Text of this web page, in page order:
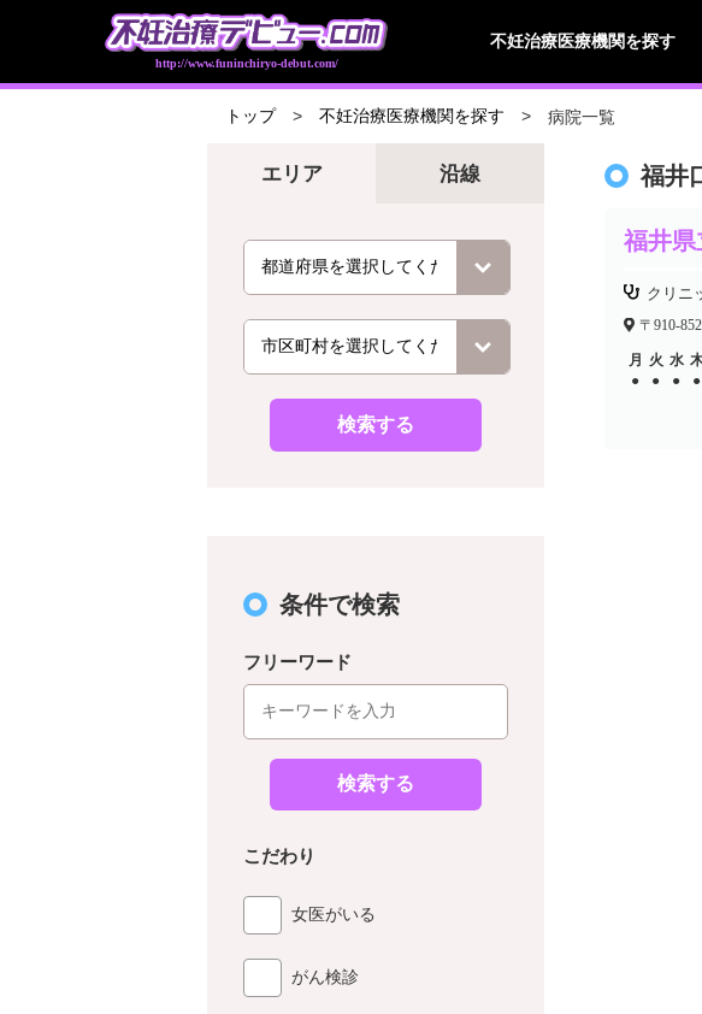
http://www.funinchiryo-debut.com/
不妊治療医療機関を探す
トップ 不妊治療医療機関を探す 病院一覧
エリア
検索する
沿線
条件で検索
フリーワード
検索する
こだわり
女医がいる
がん検診
福井
福井県
クリニ
〒910-
月 火 水
●
● ● ●